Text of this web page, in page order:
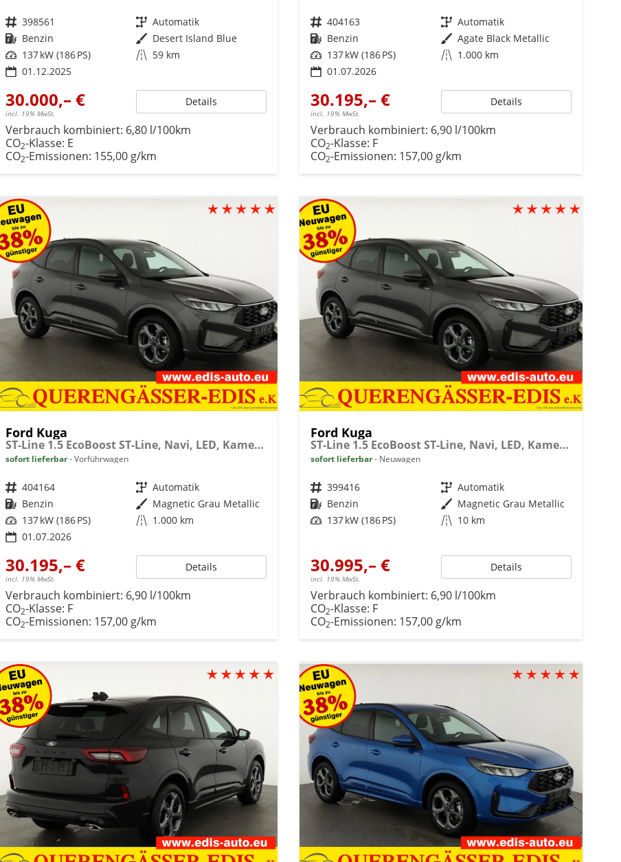
Fahrzeugnr. 398561 Getriebe Automatik
Kraftstoff Benzin Außenfarbe Desert Island Blue
Leistung 137 kW (186 PS) Kilometerstand 59 km
01.12.2025
30.000,– €
incl. 19% MwSt.
Details
Verbrauch kombiniert: 6,80 l/100km
CO2-Klasse: E
CO2-Emissionen: 155,00 g/km
Fahrzeugnr. 404163 Getriebe Automatik
Kraftstoff Benzin Außenfarbe Agate Black Metallic
Leistung 137 kW (186 PS) Kilometerstand 1.000 km
01.07.2026
30.195,– €
incl. 19% MwSt.
Details
Verbrauch kombiniert: 6,90 l/100km
CO2-Klasse: F
CO2-Emissionen: 157,00 g/km
Ford Kuga
ST-Line 1.5 EcoBoost ST-Line, Navi, LED, Kamera, Winter, FS beheizbar
sofort lieferbar Vorführwagen
Fahrzeugnr. 404164 Getriebe Automatik
Kraftstoff Benzin Außenfarbe Magnetic Grau Metallic
Leistung 137 kW (186 PS) Kilometerstand 1.000 km
01.07.2026
30.195,– €
incl. 19% MwSt.
Details
Verbrauch kombiniert: 6,90 l/100km
CO2-Klasse: F
CO2-Emissionen: 157,00 g/km
Ford Kuga
ST-Line 1.5 EcoBoost ST-Line, Navi, LED, Kamera, Winter, FS beheizbar
sofort lieferbar Neuwagen
Fahrzeugnr. 399416 Getriebe Automatik
Kraftstoff Benzin Außenfarbe Magnetic Grau Metallic
Leistung 137 kW (186 PS) Kilometerstand 10 km
30.995,– €
incl. 19% MwSt.
Details
Verbrauch kombiniert: 6,90 l/100km
CO2-Klasse: F
CO2-Emissionen: 157,00 g/km